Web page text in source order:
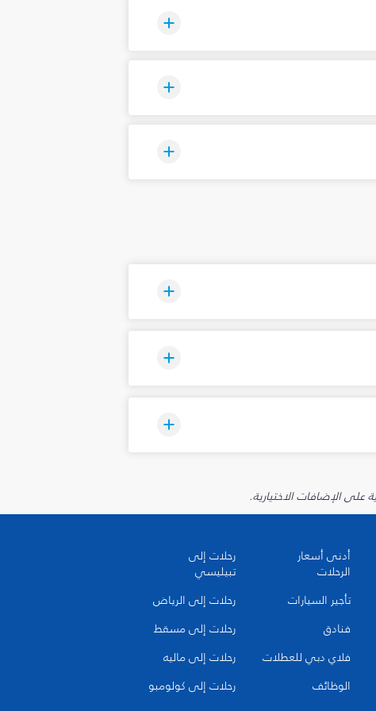
أدنى أسعار
الرحلات
تأجير السيارات
فنادق
فلاي دبي للعطلات
الوظائف
رحلات إلى
تبيليسي
رحلات إلى الرياض
رحلات إلى مسقط
رحلات إلى ماليه
رحلات إلى كولومبو